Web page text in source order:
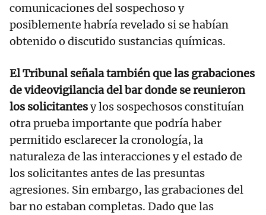
comunicaciones del sospechoso y
posiblemente habría revelado si se habían
obtenido o discutido sustancias químicas.
El Tribunal señala también que las grabaciones
de videovigilancia del bar donde se reunieron
los solicitantesy los sospechosos constituían
otra prueba importante que podría haber
permitido esclarecer la cronología, la
naturaleza de las interacciones y el estado de
los solicitantes antes de las presuntas
agresiones. Sin embargo, las grabaciones del
bar no estaban completas. Dado que las